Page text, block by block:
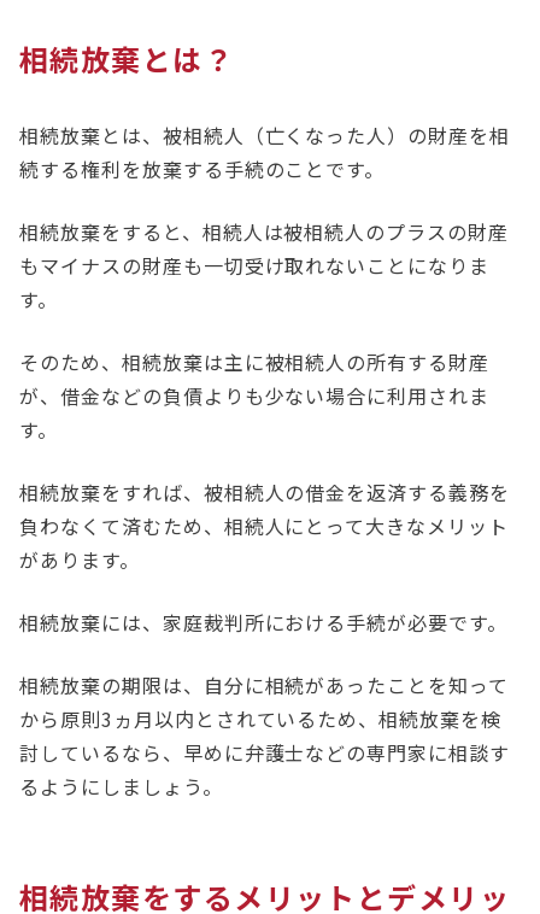
れた相続順位に基づいて決定され、すべての法定相
続人が相続放棄をした場合、相続財産は国庫に帰属
ーレ法律事務所にご相談ください。
相続放棄とは？
相続放棄とは、被相続人（亡くなった人）の財産を相
続する権利を放棄する手続のことです。
相続放棄をすると、相続人は被相続人のプラスの財産
もマイナスの財産も一切受け取れないことになりま
す。
そのため、相続放棄は主に被相続人の所有する財産
が、借金などの負債よりも少ない場合に利用されま
す。
相続放棄をすれば、被相続人の借金を返済する義務を
負わなくて済むため、相続人にとって大きなメリット
があります。
相続放棄には、家庭裁判所における手続が必要です。
相続放棄の期限は、自分に相続があったことを知って
から原則3ヵ月以内とされているため、相続放棄を検
討しているなら、早めに弁護士などの専門家に相談す
るようにしましょう。
相続放棄をするメリットとデメリッ